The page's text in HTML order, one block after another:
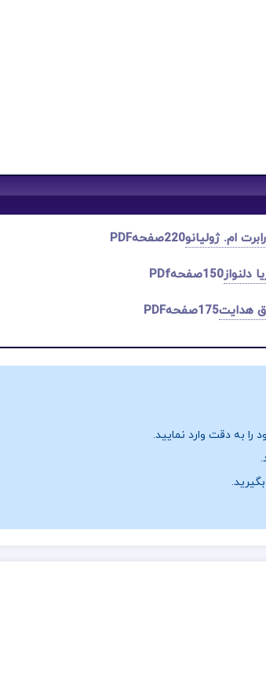
ام. ژولیانو220صفحهPDF
150صفحهPDf
هدایت175صفحه PDF
به دقت وارد نمایید.